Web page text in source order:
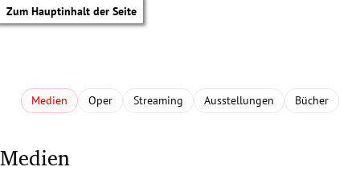
Zum Hauptinhalt der Seite
Medien Oper Streaming Ausstellungen Bücher
Medien